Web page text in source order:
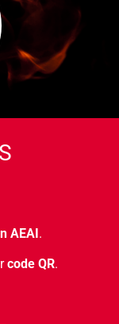
AEAI.
code QR.